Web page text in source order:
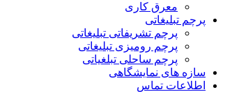
معرق کاری
پرچم تبلیغاتی
پرچم تشریفاتی تبلیغاتی
پرچم رومیزی تبلیغاتی
پرچم ساحلی تبلغیاتی
سازه های نمایشگاهی
اطلاعات تماس